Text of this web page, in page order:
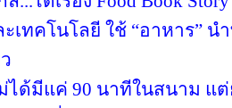
เทคโนโลยี ใช้ “อาหาร” นำ
ด้มีแค่ 90 นาทีในสนาม แต่